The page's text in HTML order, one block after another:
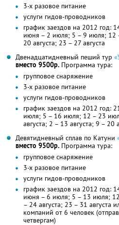
3-х разовое питание
услуги гидов-проводников
график заездов на 2012 год:
июня – 2 июля; 5 – 9 июля;
20 августа; 23 – 27 августа
Двенадцатидневный пеший тур
вместо 9500р. Программа тура:
групповое снаряжение
3-х разовое питание
услуги гидов-проводников
график заездов на 2012 год:
июля; 5 – 16 июля; 12 – 23
августа; 2 – 13 августа; 9 – 20
Девятидневный сплав по Катуни
вместо 9500р. Программа тура:
групповое снаряжение
3-х разовое питание
услуги гидов-проводников
график заездов на 2012 год:
июня – 6 июля; 5 – 13 июля;
– 24 августа; 23 – 31 августа
компаний от 6 человек
четвергам)